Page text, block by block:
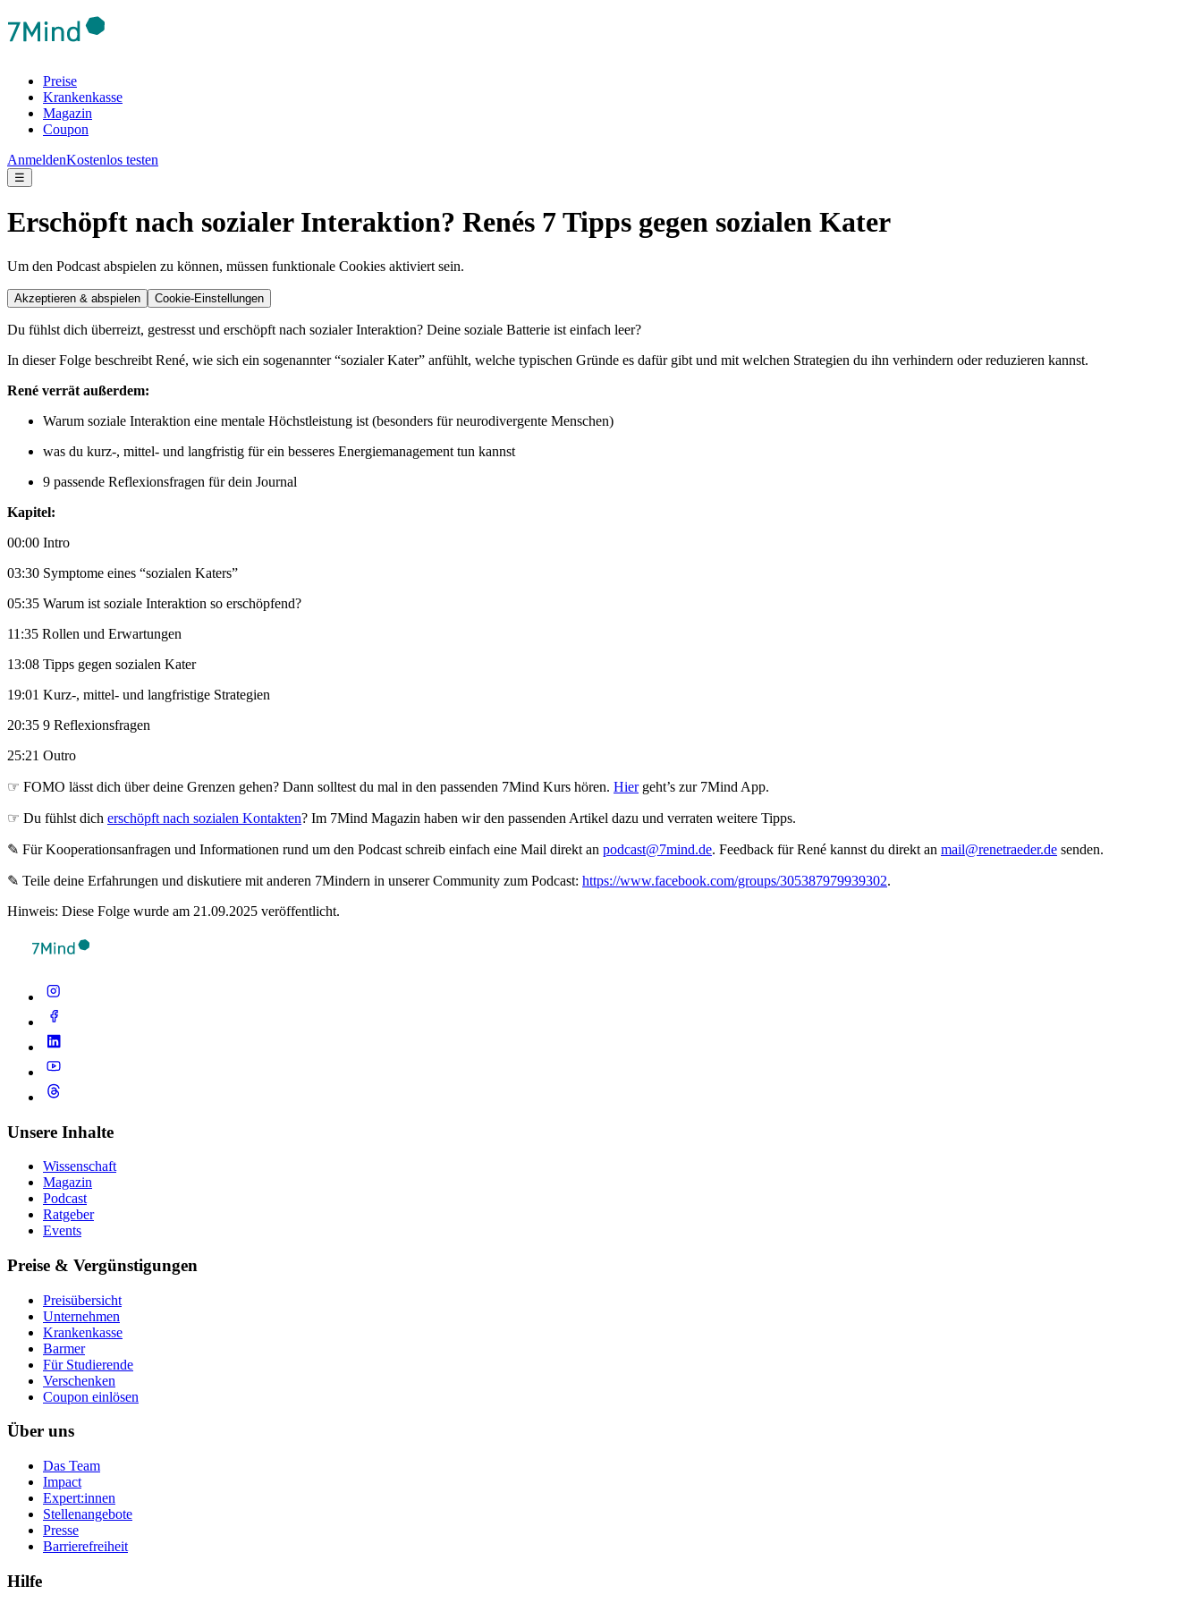
Preise
Krankenkasse
Magazin
Coupon
AnmeldenKostenlos testen
☰
Erschöpft nach sozialer Interaktion? Renés 7 Tipps gegen sozialen Kater
Um den Podcast abspielen zu können, müssen funktionale Cookies aktiviert sein.
Akzeptieren & abspielen Cookie-Einstellungen
Du fühlst dich überreizt, gestresst und erschöpft nach sozialer Interaktion? Deine soziale Batterie ist einfach leer?
In dieser Folge beschreibt René, wie sich ein sogenannter “sozialer Kater” anfühlt, welche typischen Gründe es dafür gibt und mit welchen Strategien du ihn verhindern oder reduzieren kannst.
René verrät außerdem:
Warum soziale Interaktion eine mentale Höchstleistung ist (besonders für neurodivergente Menschen)
was du kurz-, mittel- und langfristig für ein besseres Energiemanagement tun kannst
9 passende Reflexionsfragen für dein Journal
Kapitel:
00:00 Intro
03:30 Symptome eines “sozialen Katers”
05:35 Warum ist soziale Interaktion so erschöpfend?
11:35 Rollen und Erwartungen
13:08 Tipps gegen sozialen Kater
19:01 Kurz-, mittel- und langfristige Strategien
20:35 9 Reflexionsfragen
25:21 Outro
☞ FOMO lässt dich über deine Grenzen gehen? Dann solltest du mal in den passenden 7Mind Kurs hören. Hiergeht’s zur 7Mind App.
☞ Du fühlst dich erschöpft nach sozialen Kontakten? Im 7Mind Magazin haben wir den passenden Artikel dazu und verraten weitere Tipps.
✎ Für Koope­ra­ti­ons­an­fra­gen und Infor­ma­tio­nen rund um den Pod­cast schreib ein­fach eine Mail direkt an podcast@7mind.de. Feedback für René kannst du direkt an mail@renetraeder.de senden.
✎ Teile deine Erfahrungen und diskutiere mit anderen 7Mindern in unserer Community zum Podcast: https://www.facebook.com/groups/305387979939302.
Hinweis: Diese Folge wurde am 21.09.2025 veröffentlicht.
Unsere Inhalte
Wissenschaft
Magazin
Podcast
Ratgeber
Events
Preise & Vergünstigungen
Preisübersicht
Unternehmen
Krankenkasse
Barmer
Für Studierende
Ver­schen­ken
Coupon einlösen
Über uns
Das Team
Impact
Expert:innen
Stellenangebote
Presse
Barrierefreiheit
Hilfe